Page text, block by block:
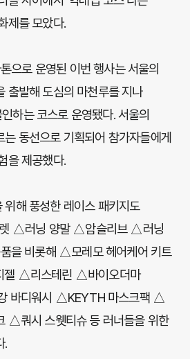
제를 모았다.
으로 운영된 이번 행사는 서울의
출발해 도심의 마천루를 지나
하는 코스로 운영됐다. 서울의
동선으로 기획되어 참가자들에게
을 제공했다.
위해 풍성한 레이스 패키지도
△러닝 양말 △암슬리브 △러닝
을 비롯해 △모레모 헤어케어 키트
젤 △리스테린 △바이오더마
바디워시 △KEYTH 마스크팩 △
△쿼시 스웻티슈 등 러너들을 위한
.